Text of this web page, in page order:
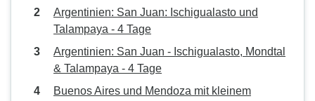
Argentinien: San Juan: Ischigualasto und
Talampaya - 4 Tage
Argentinien: San Juan - Ischigualasto, Mondtal
& Talampaya - 4 Tage
Buenos Aires und Mendoza mit kleinem